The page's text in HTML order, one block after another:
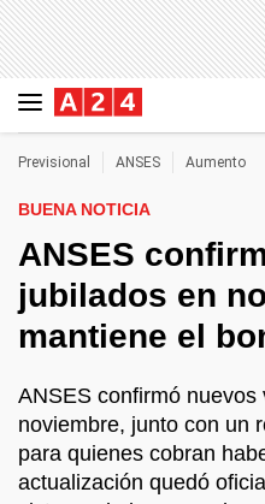
Previsional ANSES Aumento
BUENA NOTICIA
ANSES
jubilados en
mantiene el
ANSES confirmó
noviembre, junto con un
para quienes cobran
actualización quedó